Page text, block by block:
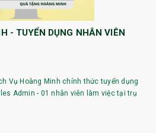
- TUYỂN DỤNG NHÂN VIÊN
Vụ Hoàng Minh chính thức tuyển dụng
Admin - 01 nhân viên làm việc tại trụ